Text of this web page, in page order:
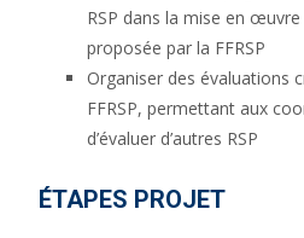
RSP dans la mise en
proposée par la FFRSP
Organiser des évaluations
FFRSP, permettant aux
d’évaluer d’autres RSP
ÉTAPES PROJET